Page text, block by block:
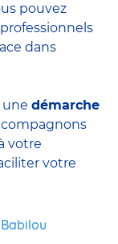
pouvez
dans
une démarche
votre
votre